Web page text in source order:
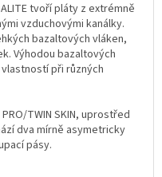
tvoří pláty z extrémně
vzduchovými kanálky.
bazaltových vláken,
Výhodou bazaltových
při různých
TWIN SKIN, uprostřed
dva mírně asymetricky
pásy.